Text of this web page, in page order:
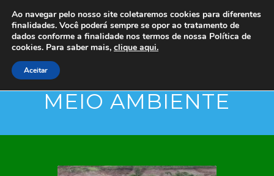
MEIO AMBIENTE
Ao navegar pelo nosso site coletaremos cookies para diferentes
finalidades. Você poderá sempre se opor ao tratamento de
dados conforme a finalidade nos termos de nossa Política de
cookies. Para saber mais, clique aqui.
Aceitar